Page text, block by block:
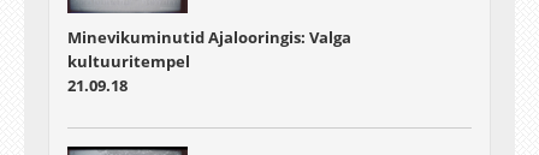
Minevikuminutid Ajalooringis: Valga
kultuuritempel
21.09.18